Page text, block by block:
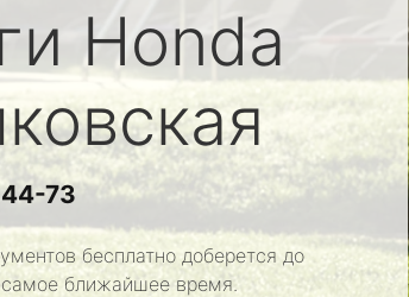
Honda
73
бесплатно доберется до
самое ближайшее время.